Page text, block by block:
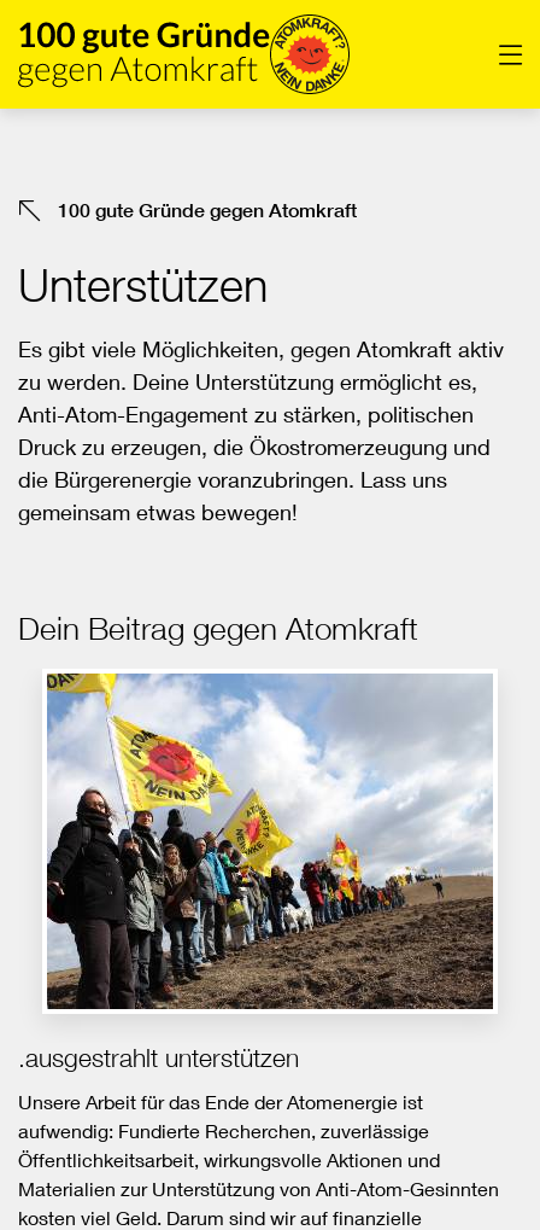
zum
Inhalt
100 gute Gründe gegen Atomkraft
Unterstützen
Es gibt viele Möglichkeiten, gegen Atomkraft aktiv
zu werden. Deine Unterstützung ermöglicht es,
Anti-Atom-Engagement zu stärken, politischen
Druck zu erzeugen, die Ökostromerzeugung und
die Bürgerenergie voranzubringen. Lass uns
gemeinsam etwas bewegen!
Dein Beitrag gegen Atomkraft
.ausgestrahlt unterstützen
Unsere Arbeit für das Ende der Atomenergie ist
aufwendig: Fundierte Recherchen, zuverlässige
Öffentlichkeitsarbeit, wirkungsvolle Aktionen und
Materialien zur Unterstützung von Anti-Atom-Gesinnten
kosten viel Geld. Darum sind wir auf finanzielle